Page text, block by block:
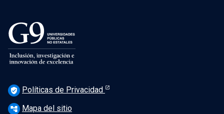
verified_user Políticas de Privacidad
account_tree Mapa del sitio